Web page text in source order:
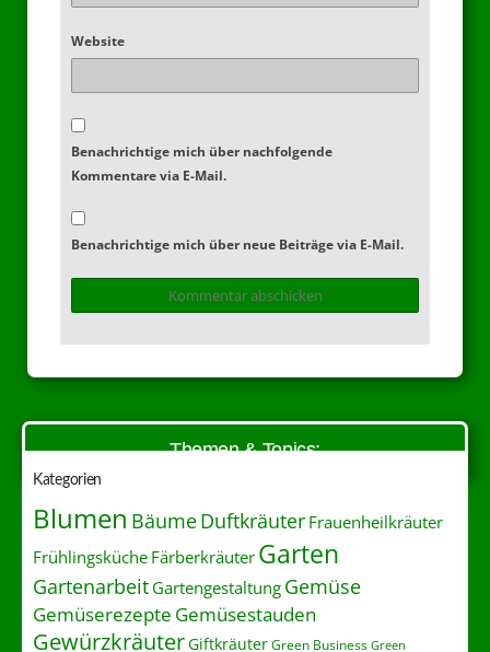
Website
Benachrichtige mich über nachfolgende
Kommentare via E-Mail.
Benachrichtige mich über neue Beiträge via E-Mail.
Themen & Topics:
Kategorien
Blumen BäumeDuftkräuter Frauenheilkräuter
Frühlingsküche Färberkräuter Garten
Gartenarbeit Gartengestaltung Gemüse
Gemüserezepte Gemüsestauden
GewürzkräuterGiftkräuterGreen Business Green